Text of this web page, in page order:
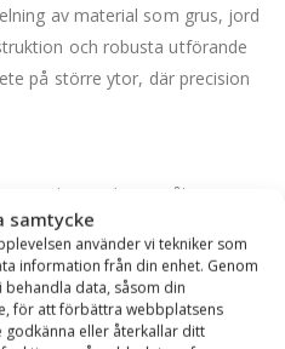
samtycke
använder vi tekniker som
information från din enhet. Genom
behandla data, såsom din
för att förbättra webbplatsens
eller återkallar ditt
av material som grus, jord
och robusta utförande
på större ytor, där precision
650 konstruktionsstål
livslängd och
– för direkt och kontrollerad
på det Småländska höglandet